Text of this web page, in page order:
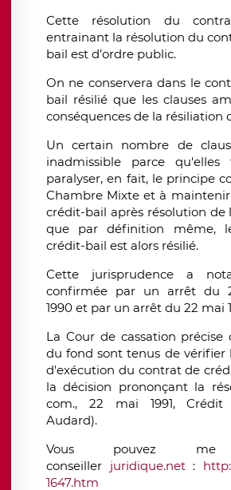
Cette résolution du
entrainant la résolution du
bail est d’ordre public.
On ne conservera dans le
bail résilié que les clauses
conséquences de la résiliation
Un certain nombre de
inadmissible parce qu'elles
paralyser, en fait, le principe
Chambre Mixte et à
crédit-bail après résolution de
que par définition même,
crédit-bail est alors résilié.
Cette jurisprudence a
confirmée par un arrêt du
1990 et par un arrêt du 22 mai
La Cour de cassation précise
du fond sont tenus de vérifier
d'exécution du contrat de
la décision prononçant la
com., 22 mai 1991, Crédit
Audard).
Vous pouvez
conseiller juridique.net:
1647.htm